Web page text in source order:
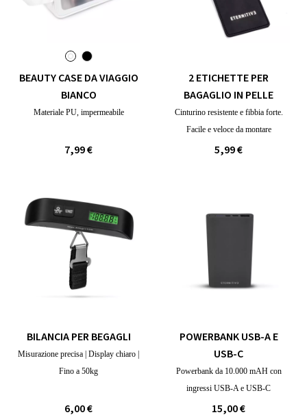
BEAUTY CASE DA VIAGGIO
BIANCO
Materiale PU, impermeabile
7,99 €
2 ETICHETTE PER
BAGAGLIO IN PELLE
Cinturino resistente e fibbia forte.
Facile e veloce da montare
5,99 €
BILANCIA PER BEGAGLI
Misurazione precisa | Display chiaro |
Fino a 50kg
6,00 €
POWERBANK USB-A E
USB-C
Powerbank da 10.000 mAH con
ingressi USB-A e USB-C
15,00 €